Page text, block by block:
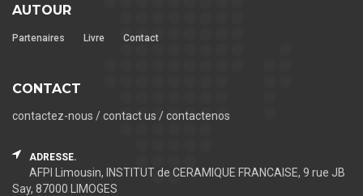
AUTOUR
Partenaires Livre Contact
CONTACT
contactez-nous / contact us / contactenos
ADRESSE.
AFPI Limousin, INSTITUT de CERAMIQUE FRANCAISE, 9 rue JB
Say, 87000 LIMOGES